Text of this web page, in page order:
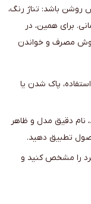
باشد: تناژ رنگ،
برای همین، در
روش مصرف و خواندن
پاک شدن یا
نام دقیق مدل و ظاهر
تطبیق دهید.
را مشخص کنید و